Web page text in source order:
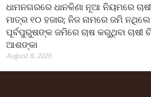
ଧାମନଗରରେ ଧାନକିଣା ନୂଆ ନିୟମରେ
ମାତ୍ର ୧୦ ହଜାର; ନିଜ ନାମରେ ଜମି
ପୂର୍ବପୁରୁଷଙ୍କ ଜମିରେ ଚାଷ କରୁଥିବା ଚାଷୀ
ଆଶଙ୍କା
August 8, 2026